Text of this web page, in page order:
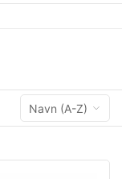
Navn (A-Z)